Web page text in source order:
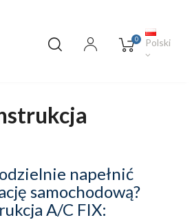
0 Polski
napełnić
samochodową?
A/C FIX: